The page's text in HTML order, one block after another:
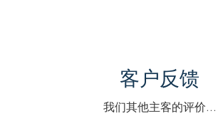
客户反馈
我们其他主客的评价...